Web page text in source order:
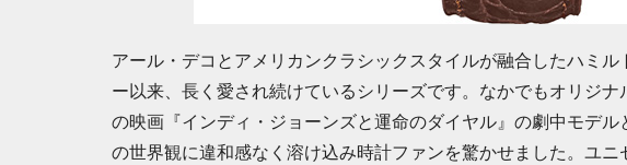
アール・デコとアメリカンクラシックスタイルが融合したハミ
ー以来、長く愛され続けているシリーズです。なかでもオリジ
の映画『インディ・ジョーンズと運命のダイヤル』の劇中モデ
の世界観に違和感なく溶け込み時計ファンを驚かせました。ユ